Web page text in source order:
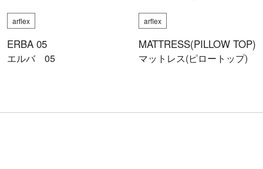
arflex
ERBA 05
エルバ 05
arflex
MATTRESS(PILLOW TOP)
マットレス(ピロートップ)